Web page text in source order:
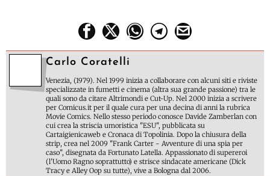
Carlo Coratelli
Venezia, (1979). Nel 1999 inizia a collaborare con alcuni siti e riviste
specializzate in fumetti e cinema (altra sua grande passione) tra le
quali sono da citare Altrimondi e Cut-Up. Nel 2000 inizia a scrivere
per Comicus.it per il quale cura per una decina di anni la rubrica
Movie Comics. Nello stesso periodo conosce Davide Zamberlan con
cui crea la striscia umoristica "ESU", pubblicata su
Cartaigienicaweb e Cronaca di Topolinia. Dopo la chiusura della
strip, crea nel 2009 "Frank Carter - Avventure di una spia per
caso", disegnata da Fortunato Latella. Appassionato di supereroi
(l'Uomo Ragno soprattutto) e strisce sindacate americane (Dick
Tracy e Alley Oop su tutte), vive a Bologna dal 2006.